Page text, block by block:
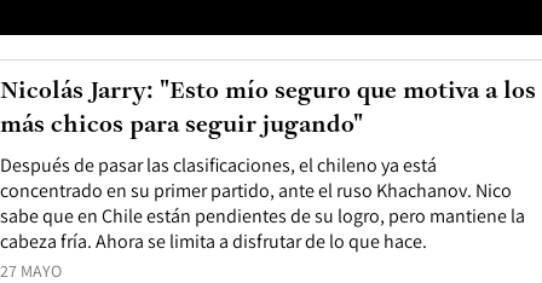
27 MAYO
Después de pasar las clasificaciones, el chileno ya está
concentrado en su primer partido, ante el ruso Khachanov. Nico
sabe que en Chile están pendientes de su logro, pero mantiene la
cabeza fría. Ahora se limita a disfrutar de lo que hace.
Nicolás Jarry: "Esto mío seguro que motiva a los
más chicos para seguir jugando"